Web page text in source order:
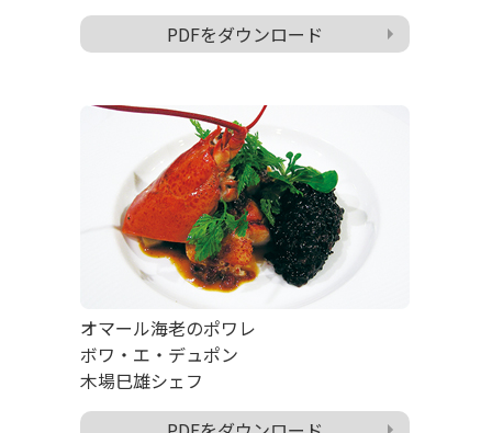
PDFをダウンロード
オマール海老のポワレ
ボワ・エ・デュポン
木場巳雄シェフ